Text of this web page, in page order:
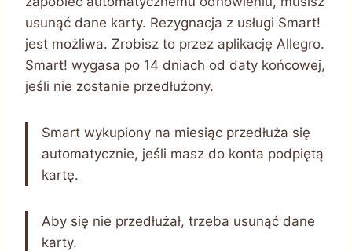
usunąć dane karty. Rezygnacja z usługi Smart!
jest możliwa. Zrobisz to przez aplikację Allegro.
Smart! wygasa po 14 dniach od daty końcowej,
jeśli nie zostanie przedłużony.
Smart wykupiony na miesiąc przedłuża się
automatycznie, jeśli masz do konta podpiętą
kartę.
Aby się nie przedłużał, trzeba usunąć dane
karty.